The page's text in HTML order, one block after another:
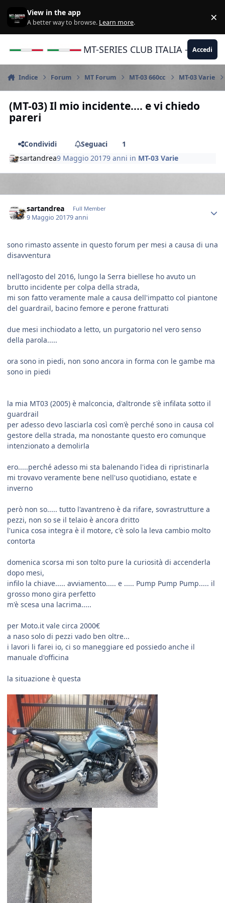
View in the app
A better way to browse. Learn more. ×
MT-SERIES CLUB ITALIA -Accedi
Indice Forum MT Forum MT-03 660cc MT-03 Varie
(MT-03) Il mio incidente.... e vi chiedo
pareri
Condividi Seguaci
1
sartandrea9 Maggio 20179 anni in MT-03 Varie
sartandrea Full Member
9 Maggio 20179 anni
sono rimasto assente in questo forum per mesi a causa di una
disavventura
nell'agosto del 2016, lungo la Serra biellese ho avuto un
brutto incidente per colpa della strada,
mi son fatto veramente male a causa dell'impatto col piantone
del guardrail, bacino femore e perone fratturati
due mesi inchiodato a letto, un purgatorio nel vero senso
della parola.....
ora sono in piedi, non sono ancora in forma con le gambe ma
sono in piedi
la mia MT03 (2005) è malconcia, d'altronde s'è infilata sotto il
guardrail
per adesso devo lasciarla così com'è perché sono in causa col
gestore della strada, ma nonostante questo ero comunque
intenzionato a demolirla
ero.....perché adesso mi sta balenando l'idea di ripristinarla
mi trovavo veramente bene nell'uso quotidiano, estate e
inverno
però non so..... tutto l'avantreno è da rifare, sovrastrutture a
pezzi, non so se il telaio è ancora dritto
l'unica cosa integra è il motore, c'è solo la leva cambio molto
contorta
domenica scorsa mi son tolto pure la curiosità di accenderla
dopo mesi,
infilo la chiave..... avviamento..... e ..... Pump Pump Pump..... il
grosso mono gira perfetto
m'è scesa una lacrima.....
per Moto.it vale circa 2000€
a naso solo di pezzi vado ben oltre...
i lavori li farei io, ci so maneggiare ed possiedo anche il
manuale d'officina
la situazione è questa